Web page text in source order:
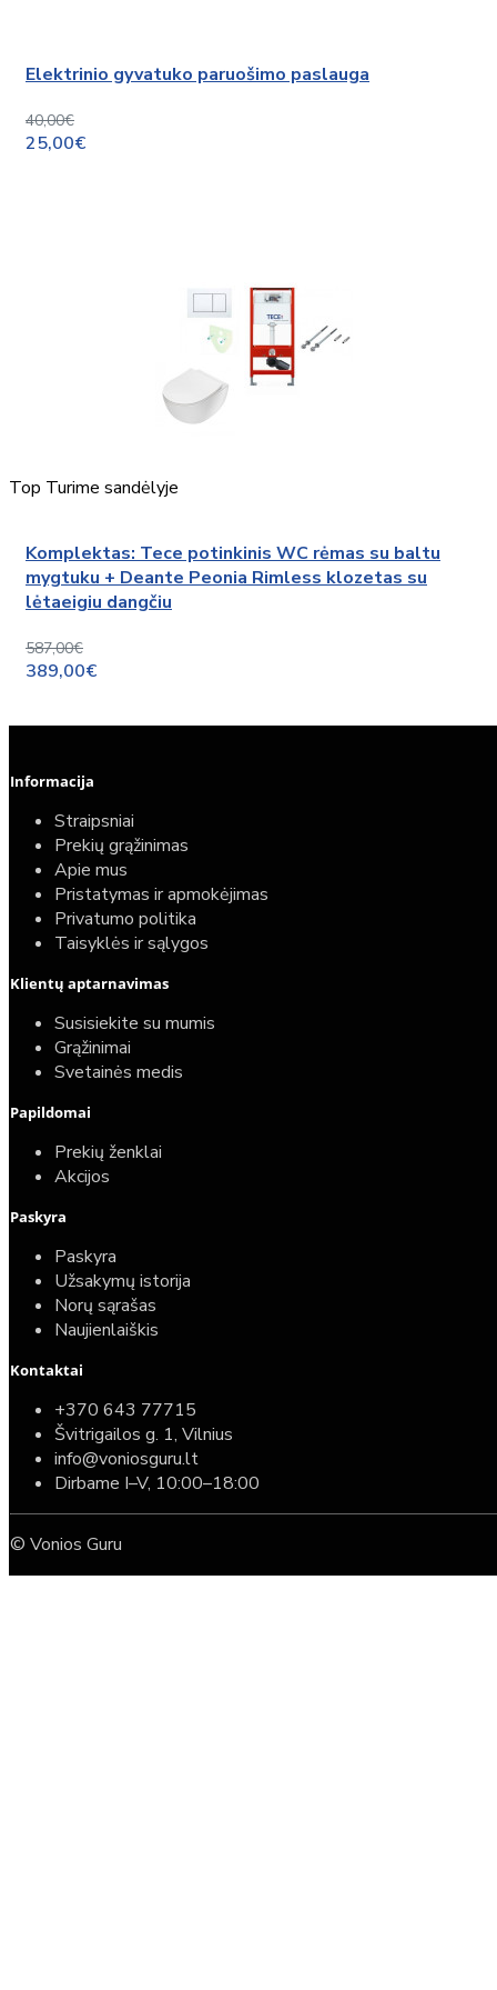
Elektrinio gyvatuko paruošimo paslauga
40,00€
25,00€
Top Turime sandėlyje
Komplektas: Tece potinkinis WC rėmas su baltu
mygtuku + Deante Peonia Rimless klozetas su
lėtaeigiu dangčiu
587,00€
389,00€
Informacija
Straipsniai
Prekių grąžinimas
Apie mus
Pristatymas ir apmokėjimas
Privatumo politika
Taisyklės ir sąlygos
Klientų aptarnavimas
Susisiekite su mumis
Grąžinimai
Svetainės medis
Papildomai
Prekių ženklai
Akcijos
Paskyra
Paskyra
Užsakymų istorija
Norų sąrašas
Naujienlaiškis
Kontaktai
+370 643 77715
Švitrigailos g. 1, Vilnius
info@voniosguru.lt
Dirbame I–V, 10:00–18:00
© Vonios Guru